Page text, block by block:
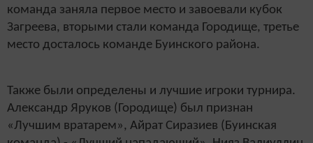
команда заняла первое место и завоевали кубок
Загреева, вторыми стали команда Городище, третье
место досталось команде Буинского района.
Также были определены и лучшие игроки турнира.
Александр Яруков (Городище) был признан
«Лучшим вратарем», Айрат Сиразиев (Буинская